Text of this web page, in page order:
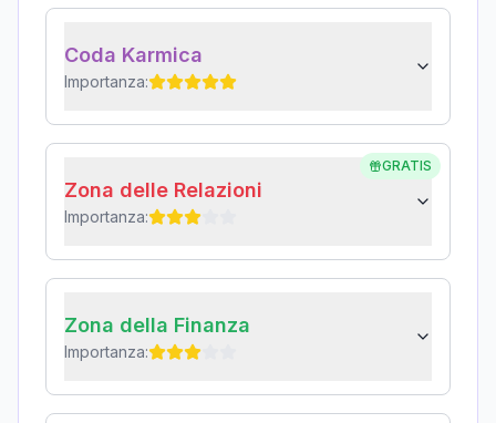
Coda Karmica
Importanza:
GRATIS
Zona delle Relazioni
Importanza:
Zona della Finanza
Importanza: